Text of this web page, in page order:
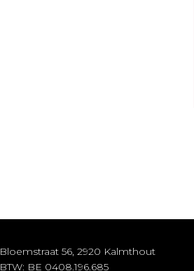
Bloemstraat 56, 2920 Kalmthout
BTW: BE 0408.196.685